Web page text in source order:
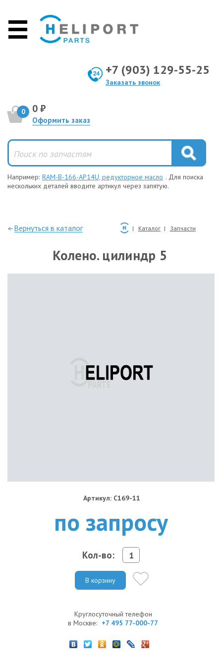
+7 (903) 129-55-25
Заказать звонок
0 0 ₽
Оформить заказ
Например: RAM-B-166-AP14U, редукторное масло . Для поиска
нескольких деталей вводите артикул через запятую.
—Вернуться в каталог Каталог Запчасти
Колено. цилиндр 5
Артикул: C169-11
по запросу
Кол-во:
В корзину
Круглосуточный телефон
в Москве: +7 495 77-000-77